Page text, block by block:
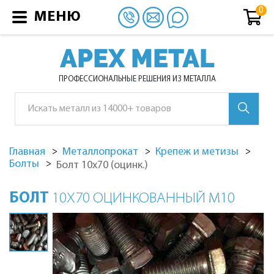
APEX METAL
ПРОФЕССИОНАЛЬНЫЕ РЕШЕНИЯ ИЗ МЕТАЛЛА
Главная Металлопрокат
Крепеж и метизы
Болты
Болт 10х70 (оцинк.)
БОЛТ 10Х70 ОЦИНКОВАННЫЙ М10
МЕНЮ